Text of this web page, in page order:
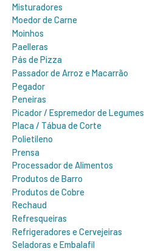
Misturadores
Moedor de Carne
Moinhos
Paelleras
Pás de Pizza
Passador de Arroz e Macarrão
Pegador
Peneiras
Picador / Espremedor de Legumes
Placa / Tábua de Corte
Polietileno
Prensa
Processador de Alimentos
Produtos de Barro
Produtos de Cobre
Rechaud
Refresqueiras
Refrigeradores e Cervejeiras
Seladoras e Embalafil